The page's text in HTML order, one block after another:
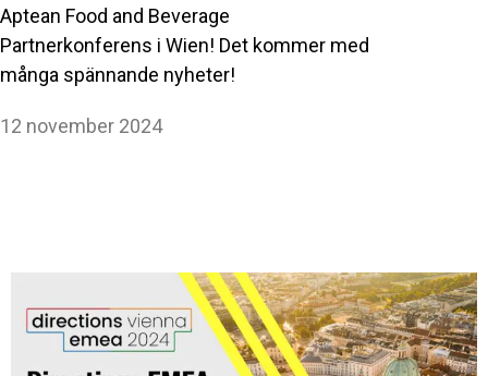
Aptean Food and Beverage
Partnerkonferens i Wien! Det kommer med
många spännande nyheter!
12 november 2024